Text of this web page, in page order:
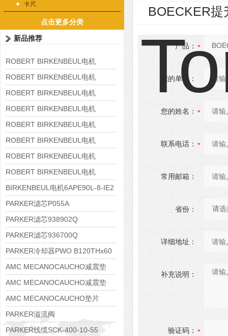
卡尺
点击更多分类
新品推荐
ROBERT BIRKENBEUL电机
8APE225M-4-IE3
ROBERT BIRKENBEUL电机
8APE180L-4 IE3
ROBERT BIRKENBEUL电机
8APE160M-6 IE3
ROBERT BIRKENBEUL电机
8APE160L-4-IE3
ROBERT BIRKENBEUL电机
8APE112M-6K-IE3
ROBERT BIRKENBEUL电机
8APE100L-2 IE3
ROBERT BIRKENBEUL电机
8APE90S-4 IE3
ROBERT BIRKENBEUL电机
8APE80M-2K-IE3
BIRKENBEUL电机6APE90L-8-IE2
PARKER滤芯P055A
PARKER滤芯938902Q
PARKER滤芯936700Q
PARKER冷却器PWO B120THx60
AMC MECANOCAUCHO减震垫
138552
AMC MECANOCAUCHO减震垫
138551
AMC MECANOCAUCHO垫片
608074
PARKER溢流阀
RE06M35W2N1KWXG087
PARKER线缆SCK-400-10-55
BOECKER
产品：
您的单位：
您的姓名：
联系电话：
常用邮箱：
省份：
详细地址：
补充说明：
验证码：